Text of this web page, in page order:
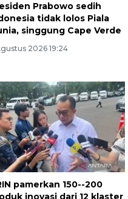
Prabowo sedih
tidak lolos Piala
singgung Cape Verde
2026 19:24
pamerkan 150--200
inovasi dari 12 klaster